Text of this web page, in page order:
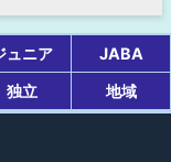
ュニア
JABA
独立 地域